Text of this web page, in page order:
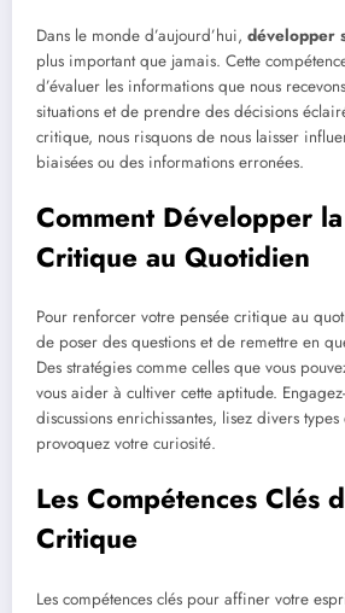
Dans le monde d’aujourd’hui, développer
plus important que jamais. Cette
d’évaluer les informations que nous
situations et de prendre des décisions
critique, nous risquons de nous laisser
biaisées ou des informations erronées.
Comment Développer
Critique au Quotidien
Pour renforcer votre pensée critique au
de poser des questions et de remettre en
Des stratégies comme celles que vous
vous aider à cultiver cette aptitude.
discussions enrichissantes, lisez divers
provoquez votre curiosité.
Les Compétences Clés
Critique
Les compétences clés pour affiner votre